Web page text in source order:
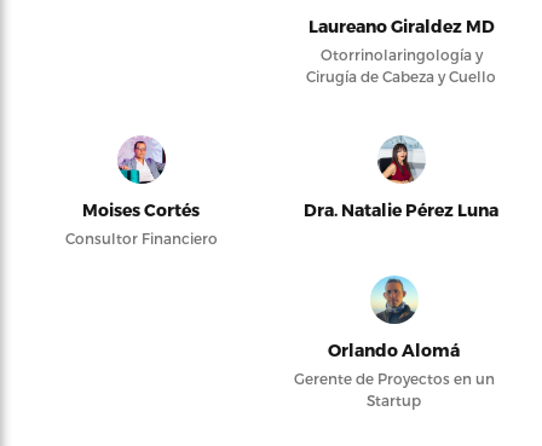
Laureano Giraldez MD
Otorrinolaringología y
Cirugía de Cabeza y Cuello
Moises Cortés
Consultor Financiero
Dra. Natalie Pérez Luna
Orlando Alomá
Gerente de Proyectos en un
Startup